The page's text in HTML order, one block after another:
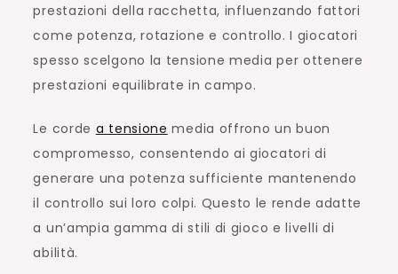
prestazioni della racchetta, influenzando fattori
come potenza, rotazione e controllo. I giocatori
spesso scelgono la tensione media per ottenere
prestazioni equilibrate in campo.
Le corde a tensione media offrono un buon
compromesso, consentendo ai giocatori di
generare una potenza sufficiente mantenendo
il controllo sui loro colpi. Questo le rende adatte
a un’ampia gamma di stili di gioco e livelli di
abilità.